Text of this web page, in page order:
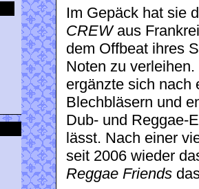
Im Gepäck hat sie
CREWaus
dem Offbeat ihres
Noten zu
ergänzte sich nach
Blechbläsern und
Dub- und Reggae-
lässt. Nach einer
seit 2006 wieder
Reggae Friends